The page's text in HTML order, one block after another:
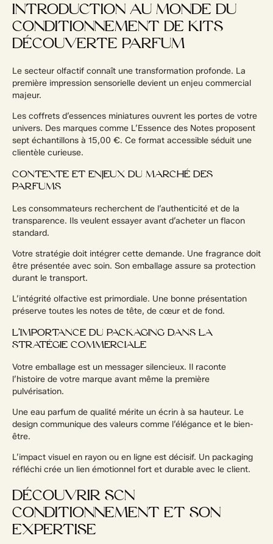
INTRODUCTION AU MONDE DU
CONDITIONNEMENT DE KITS
DÉCOUVERTE PARFUM
Le secteur olfactif connaît une transformation profonde. La
première impression sensorielle devient un enjeu commercial
majeur.
Les coffrets d’essences miniatures ouvrent les portes de votre
univers. Des marques comme L’Essence des Notes proposent
sept échantillons à 15,00 €. Ce format accessible séduit une
clientèle curieuse.
CONTEXTE ET ENJEUX DU MARCHÉ DES
PARFUMS
Les consommateurs recherchent de l’authenticité et de la
transparence. Ils veulent essayer avant d’acheter un flacon
standard.
Votre stratégie doit intégrer cette demande. Une fragrance doit
être présentée avec soin. Son emballage assure sa protection
durant le transport.
L’intégrité olfactive est primordiale. Une bonne présentation
préserve toutes les notes de tête, de cœur et de fond.
L’IMPORTANCE DU PACKAGING DANS LA
STRATÉGIE COMMERCIALE
Votre emballage est un messager silencieux. Il raconte
l’histoire de votre marque avant même la première
pulvérisation.
Une eau parfum de qualité mérite un écrin à sa hauteur. Le
design communique des valeurs comme l’élégance et le bien-
être.
L’impact visuel en rayon ou en ligne est décisif. Un packaging
réfléchi crée un lien émotionnel fort et durable avec le client.
DÉCOUVRIR SCN
CONDITIONNEMENT ET SON
EXPERTISE